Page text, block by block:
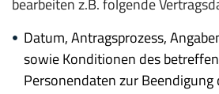
bearbeiten z.B. folgende
Datum, Antragsprozess,
sowie Konditionen des
Personendaten zur Beendigung